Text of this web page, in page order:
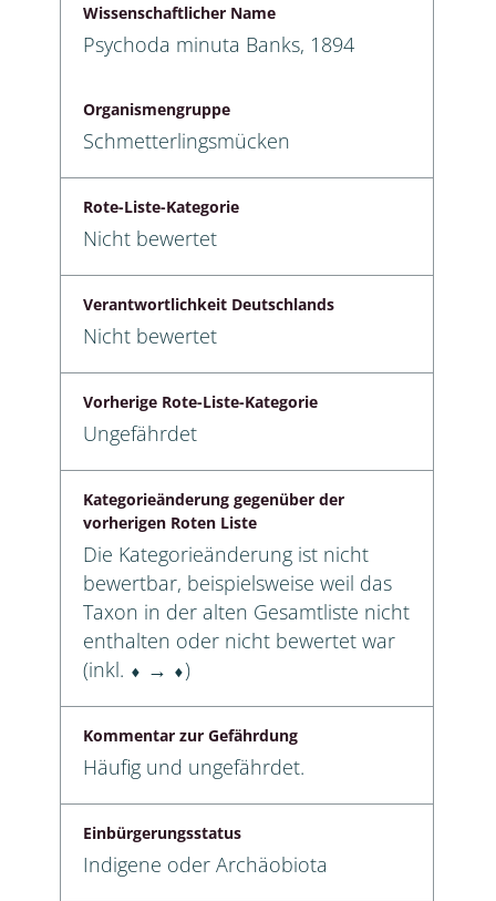
Wissenschaftlicher Name
Psychoda minuta Banks, 1894
Organismengruppe
Schmetterlingsmücken
Rote-Liste-Kategorie
Nicht bewertet
Verantwortlichkeit Deutschlands
Nicht bewertet
Vorherige Rote-Liste-Kategorie
Ungefährdet
Kategorieänderung gegenüber der
vorherigen Roten Liste
Die Kategorieänderung ist nicht
bewertbar, beispielsweise weil das
Taxon in der alten Gesamtliste nicht
enthalten oder nicht bewertet war
(inkl. ⬧ → ⬧)
Kommentar zur Gefährdung
Häufig und ungefährdet.
Einbürgerungsstatus
Indigene oder Archäobiota